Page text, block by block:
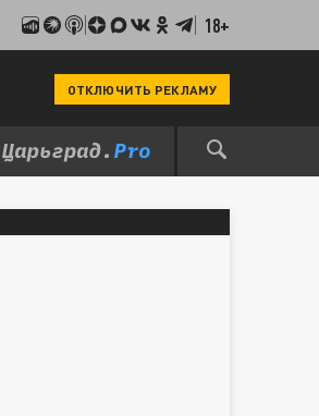
18+
ОТКЛЮЧИТЬ РЕКЛАМУ